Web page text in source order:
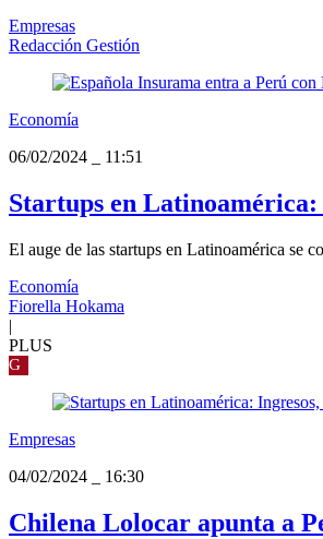
Empresas
Redacción Gestión
Economía
06/02/2024
11:51
Startups en
El auge de las startups en Latinoamérica se
Economía
Fiorella Hokama
|
PLUS
G
Empresas
04/02/2024
16:30
Chilena Lolocar apunta a